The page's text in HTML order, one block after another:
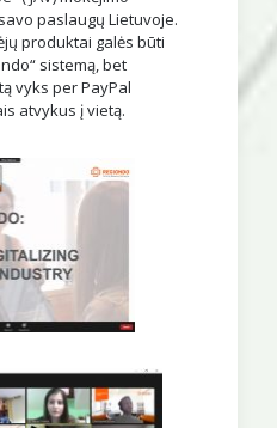
paslaugų Lietuvoje.
produktai galės būti
sistemą, bet
vyks per PayPal
atvykus į vietą.